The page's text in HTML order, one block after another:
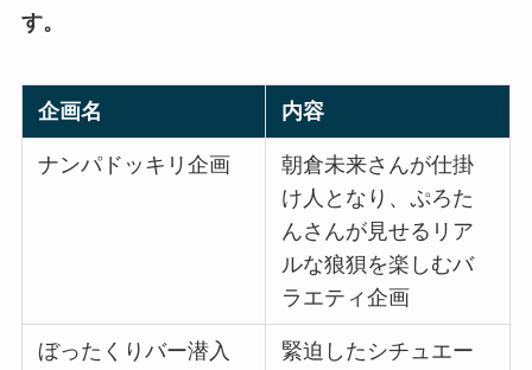
す。
企画名 内容
ナンパドッキリ企画
朝倉未来さんが仕掛
け人となり、ぷろた
んさんが見せるリア
ルな狼狽を楽しむバ
ラエティ企画
ぼったくりバー潜入
緊迫したシチュエー